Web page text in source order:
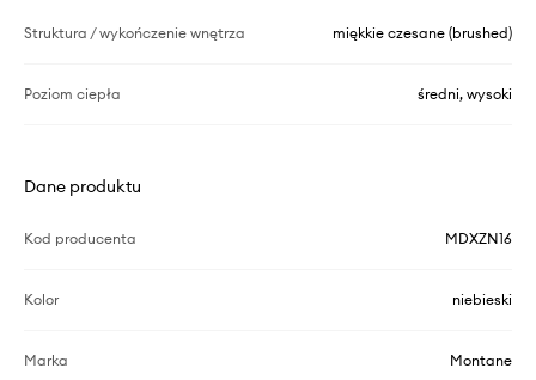
Struktura / wykończenie wnętrza miękkie czesane (brushed)
Poziom ciepła średni, wysoki
Dane produktu
Kod producenta MDXZN16
Kolor niebieski
Marka Montane